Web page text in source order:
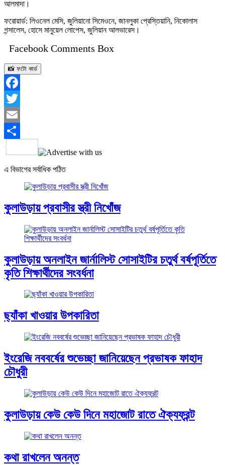
আলমাদা।
ফরোয়ার্ড: লিওনেল মেসি, জুলিয়ানো সিমেওনে, জানলুকা প্রেস্তিয়ানি, নিকোলাস
গন্সালেস, হোসে মানুয়েল লোপেস, জুলিয়ান আলভারেস।
Facebook Comments Box
📸 ফটো কার্ড
Facebook
Twitter
Email
Share
এ বিভাগের সর্বাধিক পঠিত
কুলাউড়ায় প্রবাসীর স্ত্রী নিখোঁজ
কুলাউড়ায় অনলাইন জার্নালিস্ট সোসাইটির চতুর্থ বর্ষপূর্তিতে
কৃতি শিক্ষার্থীদের সংবর্ধনা
ছ্যাঁকা খাওয়ার উপকারিতা
ইংরেজি নববর্ষের শুভেচ্ছা জানিয়েছেন প্রভাষক ফাহাদ
চৌধুরী
কুলাউড়ায় কেউ কেউ দিনে মহাজোট রাতে ঐক্যফ্রন্ট
কথা রাখলেন অনন্ত